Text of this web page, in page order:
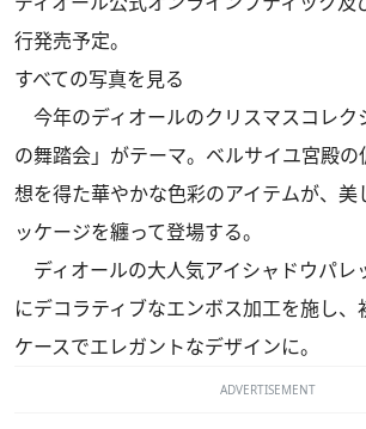
行発売予定。
すべての写真を見る
今年のディオールのクリスマスコレク
の舞踏会」がテーマ。ベルサイユ宮殿
想を得た華やかな色彩のアイテムが、美
ッケージを纏って登場する。
ディオールの大人気アイシャドウパレ
にデコラティブなエンボス加工を施し、
ケースでエレガントなデザインに。
ADVERTISEMENT